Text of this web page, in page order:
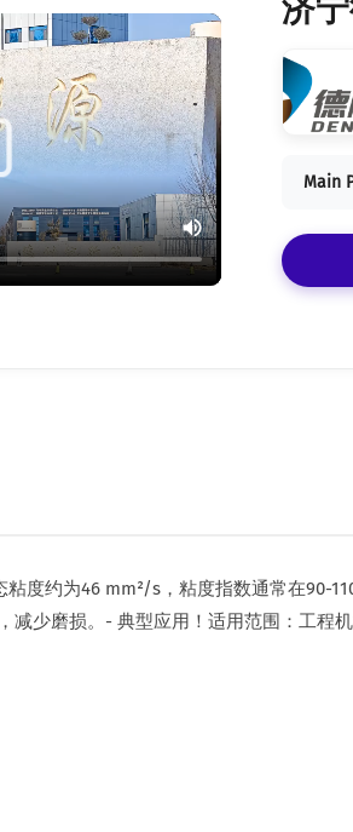
济
Main
度约为46 mm²/s，粘度指数通常在90-
减少磨损。- 典型应用！适用范围：工程